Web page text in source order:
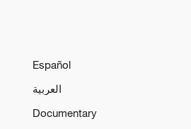
Español
العربية
Documentary